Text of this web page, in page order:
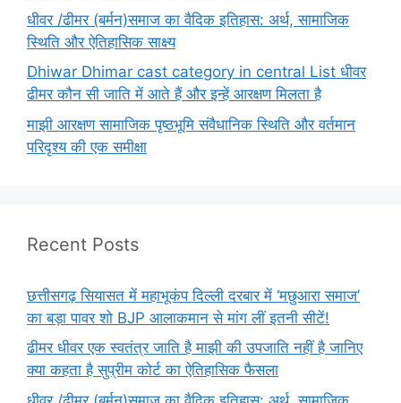
धीवर /ढीमर (बर्मन)समाज का वैदिक इतिहास: अर्थ, सामाजिक
स्थिति और ऐतिहासिक साक्ष्य
Dhiwar Dhimar cast category in central List धीवर
ढीमर कौन सी जाति में आते हैं और इन्हें आरक्षण मिलता है
माझी आरक्षण सामाजिक पृष्ठभूमि संवैधानिक स्थिति और वर्तमान
परिदृश्य की एक समीक्षा
Recent Posts
छत्तीसगढ़ सियासत में महाभूकंप दिल्ली दरबार में ‘मछुआरा समाज’
का बड़ा पावर शो BJP आलाकमान से मांग लीं इतनी सीटें!
ढीमर धीवर एक स्वतंत्र जाति है माझी की उपजाति नहीं है जानिए
क्या कहता है सुप्रीम कोर्ट का ऐतिहासिक फैसला